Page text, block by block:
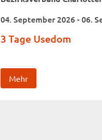
04. September 2026 - 06.
3 Tage Usedom
Mehr